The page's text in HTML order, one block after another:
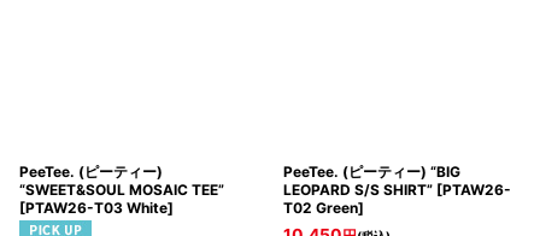
PeeTee. (ピーティー)
“SWEET&SOUL MOSAIC TEE”
[PTAW26-T03 White]
PeeTee. (ピーティー) “BIG
LEOPARD S/S SHIRT” [PTAW26-
T02 Green]